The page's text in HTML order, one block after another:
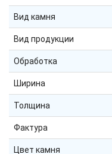
Вид камня
Вид продукции
Обработка
Ширина
Толщина
Фактура
Цвет камня